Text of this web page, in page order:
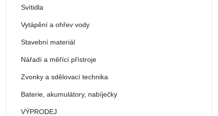
Svítidla
Vytápění a ohřev vody
Stavební materiál
Nářadí a měřící přístroje
Zvonky a sdělovací technika
Baterie, akumulátory, nabíječky
VÝPRODEJ